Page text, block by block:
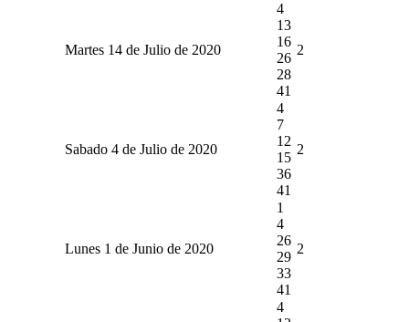
Martes 14 de Julio de 2020
4
13
16
26
28
41
2
Sabado 4 de Julio de 2020
4
7
12
15
36
41
2
Lunes 1 de Junio de 2020
1
4
26
29
33
41
2
4